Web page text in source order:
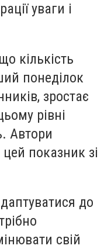
уваги і
кількість
понеділок
зростає
рівні
Автори
показник зі
до
свій